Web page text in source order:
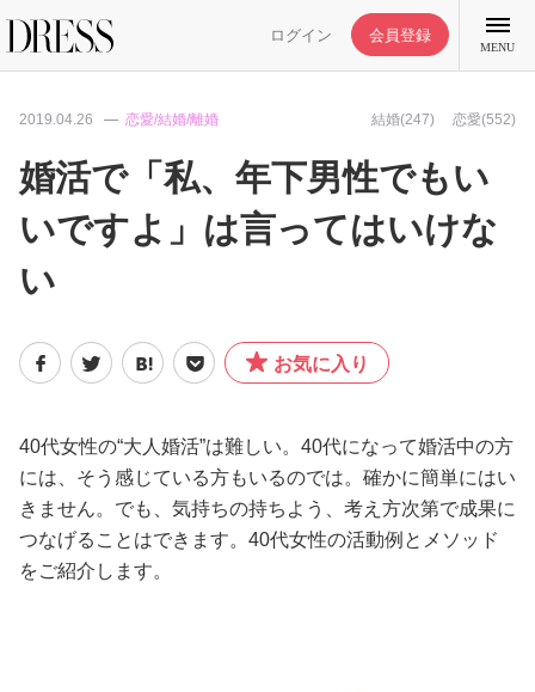
ログイン 会員登録
MENU
特集記事
ライフスタイル
ファッション
恋愛/結婚/離婚
美容/健康
2019.04.26 恋愛/結婚/離婚 結婚(247) 恋愛(552)
婚活で「私、年下男性でもい
いですよ」は言ってはいけな
い
お気に入り
40代女性の“大人婚活”は難しい。40代になって婚活中の方
には、そう感じている方もいるのでは。確かに簡単にはい
きません。でも、気持ちの持ちよう、考え方次第で成果に
つなげることはできます。40代女性の活動例とメソッド
をご紹介します。